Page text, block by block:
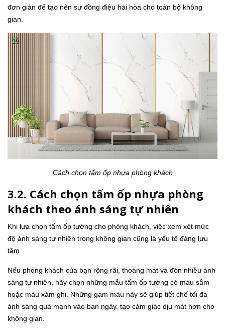
đơn giản để tạo nên sự đồng điệu hài hòa cho toàn bộ không
gian.
Cách chọn tấm ốp nhựa phòng khách
3.2. Cách chọn tấm ốp nhựa phòng
khách theo ánh sáng tự nhiên
Khi lựa chọn tấm ốp tường cho phòng khách, việc xem xét mức
độ ánh sáng tự nhiên trong không gian cũng là yếu tố đáng lưu
tâm
Nếu phòng khách của bạn rộng rãi, thoáng mát và đón nhiều ánh
sáng tự nhiên, hãy chọn những mẫu tấm ốp tường có màu sẫm
hoặc màu xám ghi. Những gam màu này sẽ giúp tiết chế tối đa
ánh sáng quá mạnh vào ban ngày, tạo cảm giác dịu mát hơn cho
không gian.